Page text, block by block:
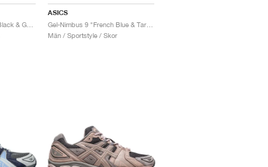
UB3-S Gel-Nimbus 9 "Black & Gunmetal"
ASICS
Män / Sportstyle / Skor